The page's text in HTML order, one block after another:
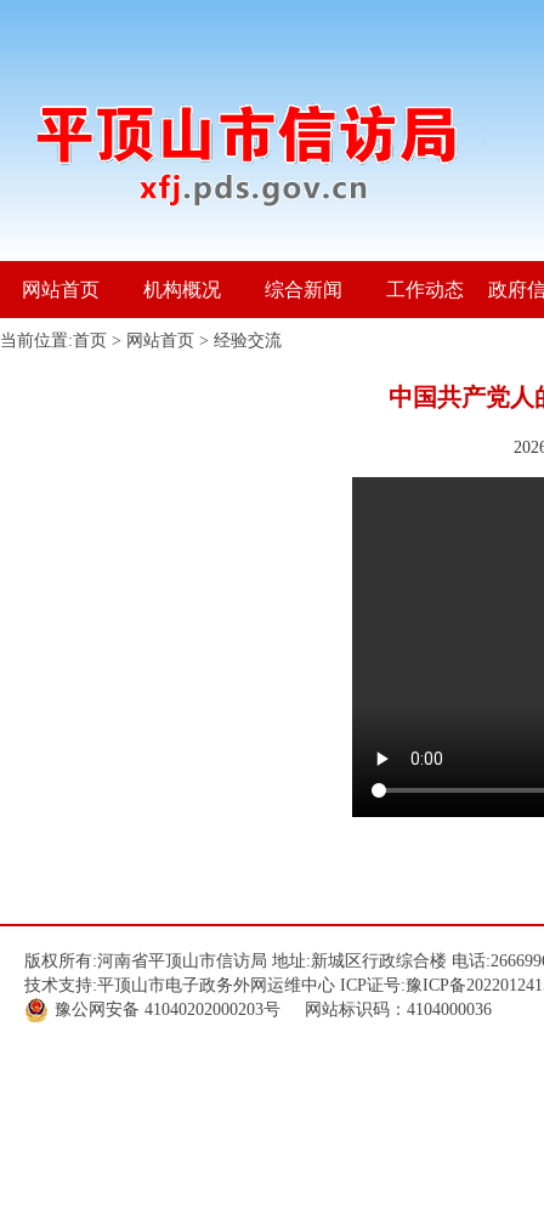
网站首页 机构概况 综合新闻 工作动态 政府
当前位置:首页 > 网站首页 > 经验交流
中国共产党
版权所有:河南省平顶山市信访局 地址:新城区行政综合楼 电话
技术支持:平顶山市电子政务外网运维中心 ICP证号:豫ICP备
豫公网安备 41040202000203号 网站标识码：4104000036